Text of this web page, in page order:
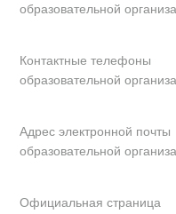
образовательной
Контактные телефоны
образовательной
Адрес электронной почты
образовательной
Официальная страница